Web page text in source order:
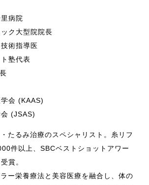
病院
ク大型院院長
術指導医
塾代表
学会 (KAAS)
会 (JSAS)
たるみ治療のスペシャリスト。糸リフ
件以上、SBCベストショットアワー
賞。
ー栄養療法と美容医療を融合し、体の